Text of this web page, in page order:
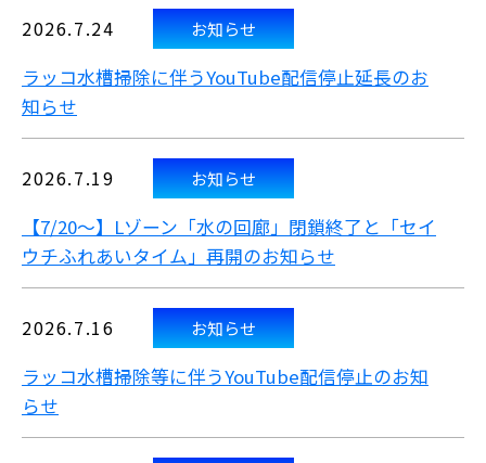
2026.7.24 お知らせ
ラッコ水槽掃除に伴うYouTube配信停止延長のお
知らせ
2026.7.19 お知らせ
【7/20～】Lゾーン「水の回廊」閉鎖終了と「セイ
ウチふれあいタイム」再開のお知らせ
2026.7.16 お知らせ
ラッコ水槽掃除等に伴うYouTube配信停止のお知
らせ